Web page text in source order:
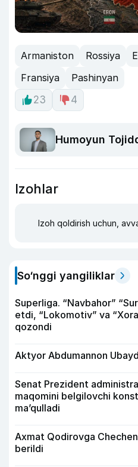
Armaniston Rossiya
Fransiya
Pashinyan
23
4
Humoyun
Izohlar
Izoh qoldirish uchun,
So‘nggi yangiliklar
Superliga. “Navbahor”
etdi, “Lokomotiv” va
qozondi
Aktyor Abdu­mannon
Senat Prezident
maqomini belgilovchi
ma’qulladi
Axmat Qodirovga
berildi